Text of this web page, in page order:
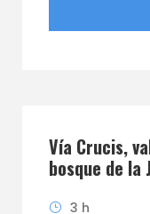
Vía Crucis,
bosque de la
3 h